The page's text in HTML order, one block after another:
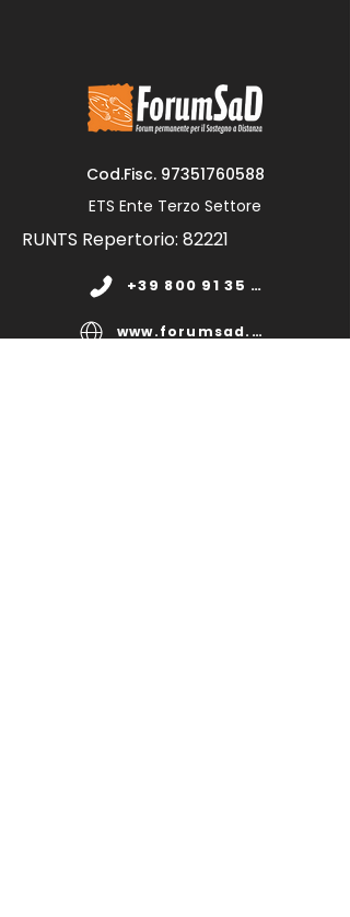
Cod.Fisc. 97351760588
ETS Ente Terzo Settore
RUNTS Repertorio: 82221
+39 800 91 35 11
www.forumsad.org